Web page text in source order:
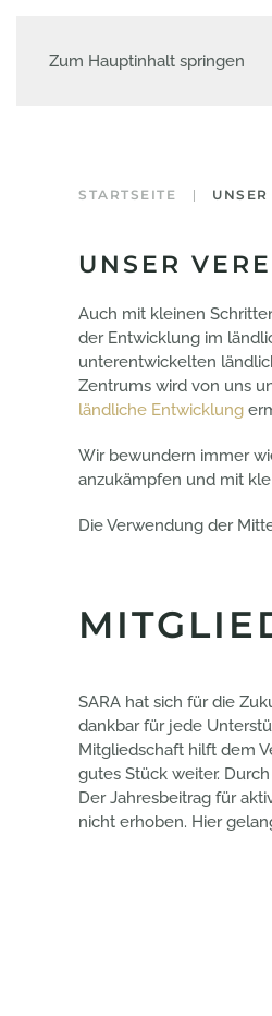
Zum Hauptinhalt springen
STARTSEITE
UNSER
Auch mit kleinen
der Entwicklung im
unterentwickelten
Zentrums wird von uns
ländliche Entwicklung
Wir bewundern immer
anzukämpfen und mit
Die Verwendung der
SARA hat sich für die
dankbar für jede
Mitgliedschaft hilft dem
gutes Stück weiter.
Der Jahresbeitrag für
nicht erhoben. Hier